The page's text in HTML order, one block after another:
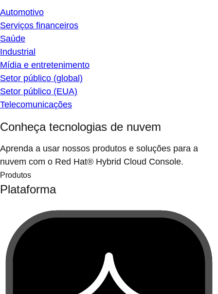
Automotivo
Serviços financeiros
Saúde
Industrial
Mídia e entretenimento
Setor público (global)
Setor público (EUA)
Telecomunicações
Conheça tecnologias de nuvem
Aprenda a usar nossos produtos e soluções para a
nuvem com o Red Hat® Hybrid Cloud Console.
Produtos
Plataforma